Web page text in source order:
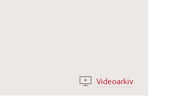
Videoarkiv